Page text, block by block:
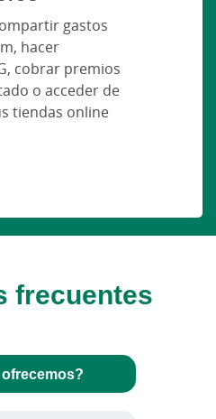
gastos
hacer
cobrar premios
o acceder de
tiendas online
frecuentes